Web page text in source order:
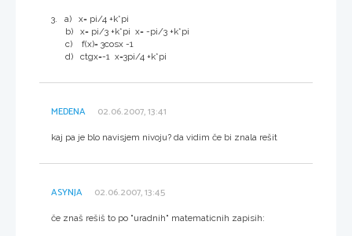
3. a) x= pi/4 +k*pi
b) x= pi/3 +k*pi x= -pi/3 +k*pi
c) f(x)= 3cosx -1
d) ctgx=-1 x=3pi/4 +k*pi
MEDENA 02.06.2007, 13:41
kaj pa je blo navisjem nivoju? da vidim če bi znala rešit
ASYNJA 02.06.2007, 13:45
če znaš rešiš to po "uradnih" matematicnih zapisih: